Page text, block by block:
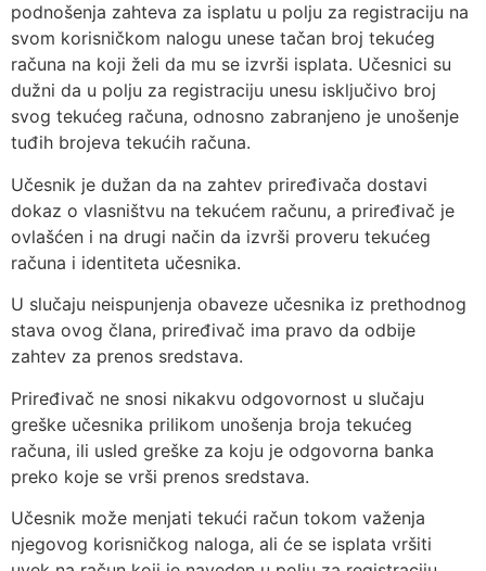
podnošenja zahteva za isplatu u polju za registraciju na
svom korisničkom nalogu unese tačan broj tekućeg
računa na koji želi da mu se izvrši isplata. Učesnici su
dužni da u polju za registraciju unesu isključivo broj
svog tekućeg računa, odnosno zabranjeno je unošenje
tuđih brojeva tekućih računa.
Učesnik je dužan da na zahtev priređivača dostavi
dokaz o vlasništvu na tekućem računu, a priređivač je
ovlašćen i na drugi način da izvrši proveru tekućeg
računa i identiteta učesnika.
U slučaju neispunjenja obaveze učesnika iz prethodnog
stava ovog člana, priređivač ima pravo da odbije
zahtev za prenos sredstava.
Priređivač ne snosi nikakvu odgovornost u slučaju
greške učesnika prilikom unošenja broja tekućeg
računa, ili usled greške za koju je odgovorna banka
preko koje se vrši prenos sredstava.
Učesnik može menjati tekući račun tokom važenja
njegovog korisničkog naloga, ali će se isplata vršiti